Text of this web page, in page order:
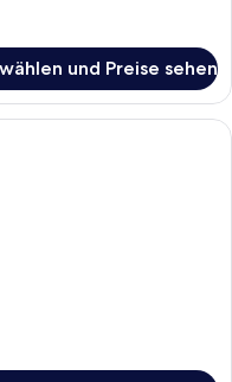
und Preise sehen
mit zwei Betten,